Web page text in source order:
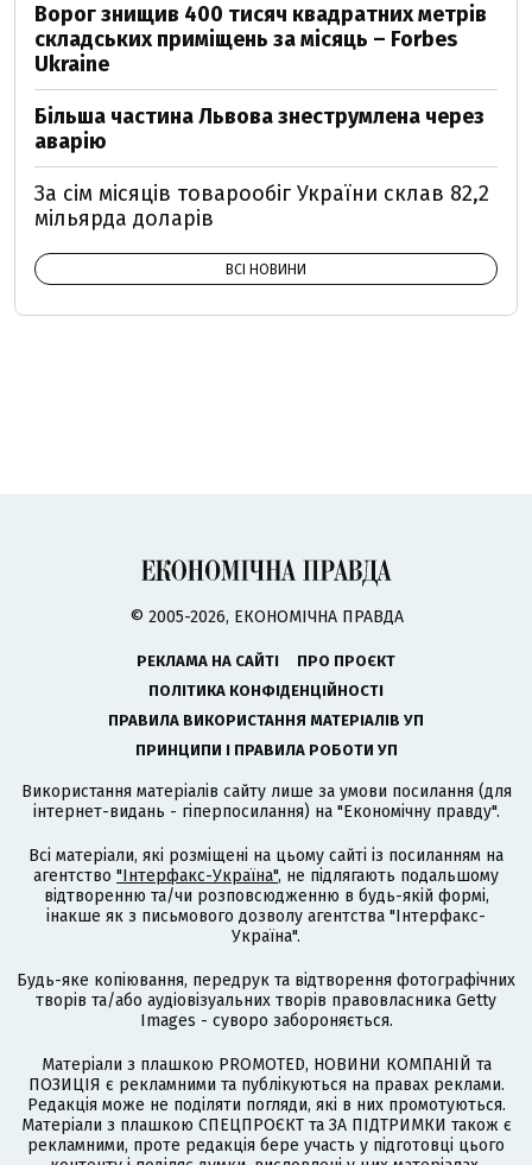
Ворог знищив 400 тисяч квадратних метрів
складських приміщень за місяць – Forbes
Ukraine
Більша частина Львова знеструмлена через
аварію
За сім місяців товарообіг України склав 82,2
мільярда доларів
ВСІ НОВИНИ
© 2005-2026, ЕКОНОМІЧНА ПРАВДА
РЕКЛАМА НА САЙТІ
ПРО ПРОЄКТ
ПОЛІТИКА КОНФІДЕНЦІЙНОСТІ
ПРАВИЛА ВИКОРИСТАННЯ МАТЕРІАЛІВ УП
ПРИНЦИПИ І ПРАВИЛА РОБОТИ УП
Використання матеріалів сайту лише за умови посилання (для
інтернет-видань - гіперпосилання) на "Економічну правду".
Всі матеріали, які розміщені на цьому сайті із посиланням на
агентство "Інтерфакс-Україна", не підлягають подальшому
відтворенню та/чи розповсюдженню в будь-якій формі,
інакше як з письмового дозволу агентства "Інтерфакс-
Україна".
Будь-яке копіювання, передрук та відтворення фотографічних
творів та/або аудіовізуальних творів правовласника Getty
Images - суворо забороняється.
Матеріали з плашкою PROMOTED, НОВИНИ КОМПАНІЙ та
ПОЗИЦІЯ є рекламними та публікуються на правах реклами.
Редакція може не поділяти погляди, які в них промотуються.
Матеріали з плашкою СПЕЦПРОЄКТ та ЗА ПІДТРИМКИ також є
рекламними, проте редакція бере участь у підготовці цього